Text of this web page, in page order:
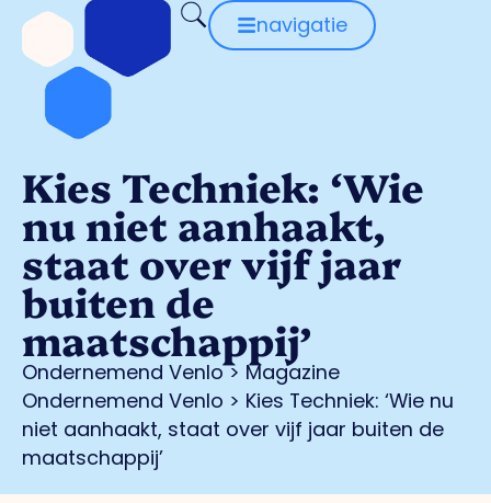
navigatie
Kies Techniek: ‘Wie
nu niet aanhaakt,
staat over vijf jaar
buiten de
maatschappij’
Ondernemend Venlo> Magazine
Ondernemend Venlo > Kies Techniek: ‘Wie nu
niet aanhaakt, staat over vijf jaar buiten de
maatschappij’